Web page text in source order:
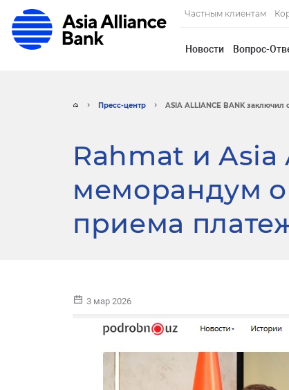
Частным клиентам
Новости Вопрос-
Пресс-центр ASIA ALLIANCE BANK
Rahmat и
меморандум о
приема
3 мар 2026